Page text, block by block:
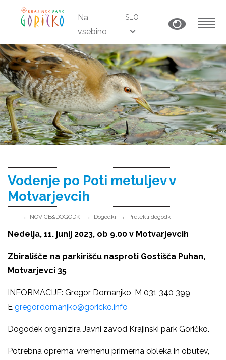
Na
vsebino
SLO
Vodenje po Poti metuljev v
Motvarjevcih
NOVICE&DOGODKI Dogodki Pretekli dogodki
Nedelja, 11. junij 2023, ob 9.00 v Motvarjevcih
Zbirališče na parkirišču nasproti Gostišča Puhan,
Motvarjevci 35
INFORMACIJE: Gregor Domanjko, M 031 340 399,
E gregor.domanjko@goricko.info
Dogodek organizira Javni zavod Krajinski park Goričko.
Potrebna oprema: vremenu primerna obleka in obutev,